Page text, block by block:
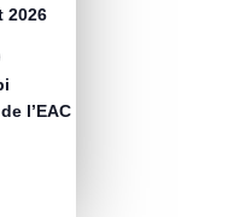
2026
l’EAC